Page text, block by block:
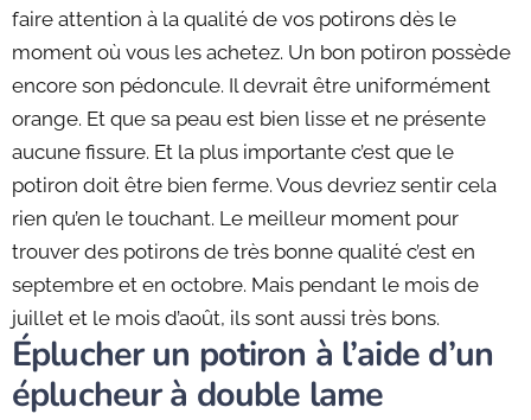
faire attention à la qualité de vos potirons dès le
moment où vous les achetez. Un bon potiron possède
encore son pédoncule. Il devrait être uniformément
orange. Et que sa peau est bien lisse et ne présente
aucune fissure. Et la plus importante c’est que le
potiron doit être bien ferme. Vous devriez sentir cela
rien qu’en le touchant. Le meilleur moment pour
trouver des potirons de très bonne qualité c’est en
septembre et en octobre. Mais pendant le mois de
juillet et le mois d’août, ils sont aussi très bons.
Éplucher un potiron à l’aide d’un
éplucheur à double lame